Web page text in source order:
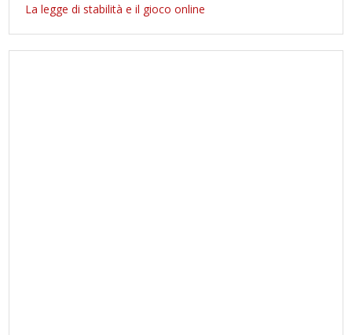
La legge di stabilità e il gioco online